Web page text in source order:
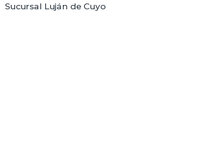
Sucursal Luján de Cuyo